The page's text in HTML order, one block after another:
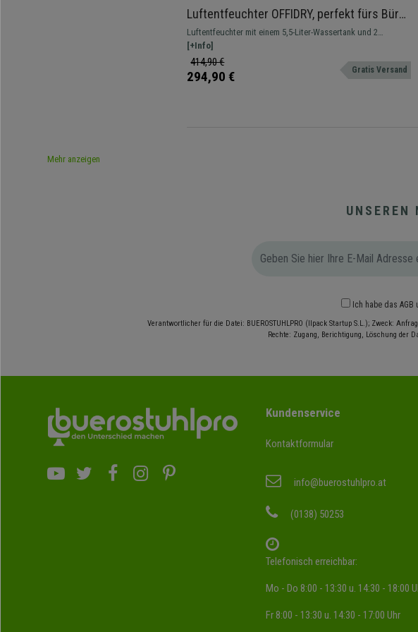
Luftentfeuchter OFFIDRY, perfekt fürs Büro,
5,5-Liter Tank, Kapazität 35L/Tag, Farbe
Weiß
Luftentfeuchter mit einem 5,5-Liter-Wassertank und 2
Geschwindigkeiten. Sorgt für ein frisches und gesundes
Raumklima.
[+Info]
414,90 €
294,90 € Gratis Versand
Mehr anzeigen
UNSEREN
Ich habe das AGB
Verantwortlicher für die Datei: BUEROSTUHLPRO (Ilpack Startup S.L.); Zweck:
Rechte: Zugang, Berichtigung, Löschung der
Kundenservice
Kontaktformular
info@buerostuhlpro.at
(0138) 50253
Telefonisch erreichbar:
Mo - Do 8:00 - 13:30 u. 14:30 - 18:00
Fr 8:00 - 13:30 u. 14:30 - 17:00 Uhr